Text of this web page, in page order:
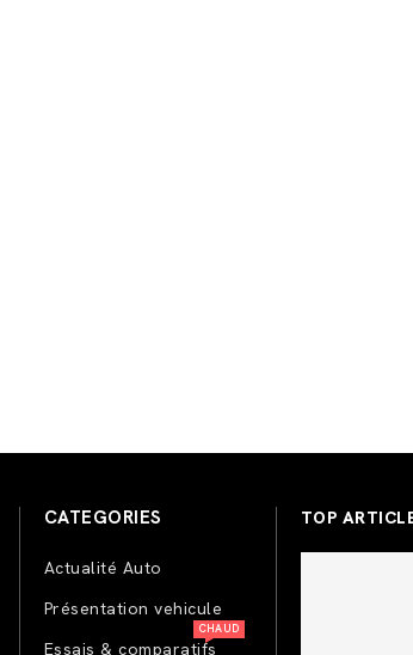
CATEGORIES
Actualité Auto
Présentation vehicule
Essais & comparatifs
CHAUD
TOP